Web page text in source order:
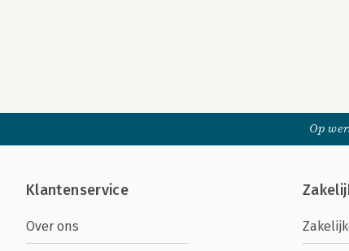
Op
Klantenservice
Over ons